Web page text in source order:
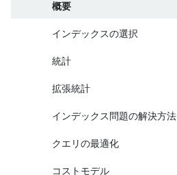
概要
インデックスの選択
統計
拡張統計
インデックス問題の解決方法
クエリの最適化
コストモデル